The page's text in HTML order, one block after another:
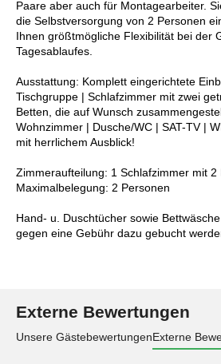
Paare aber auch für Montagearbeiter.
die Selbstversorgung von 2 Personen
Ihnen größtmögliche Flexibilität bei der
Tagesablaufes.
Ausstattung: Komplett eingerichtete
Tischgruppe | Schlafzimmer mit zwei
Betten, die auf Wunsch
Wohnzimmer | Dusche/WC | SAT-TV |
mit herrlichem Ausblick!
Zimmeraufteilung: 1 Schlafzimmer mit 2
Maximalbelegung: 2 Personen
Hand- u. Duschtücher sowie
gegen eine Gebühr dazu gebucht
Externe Bewertungen
Unsere GästebewertungenExterne